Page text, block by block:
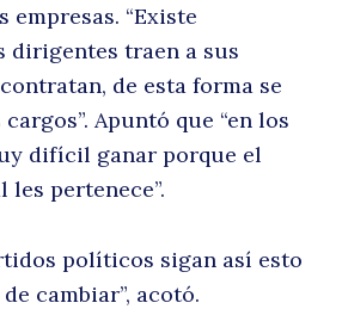
empresas. “Existe
dirigentes traen a sus
de esta forma se
Apuntó que “en los
difícil ganar porque el
pertenece”.
políticos sigan así esto
cambiar”, acotó.